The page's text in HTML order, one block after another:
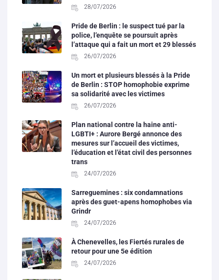
28/07/2026
Pride de Berlin : le suspect tué par la
police, l’enquête se poursuit après
l’attaque qui a fait un mort et 29 blessés
26/07/2026
Un mort et plusieurs blessés à la Pride
de Berlin : STOP homophobie exprime
sa solidarité avec les victimes
26/07/2026
Plan national contre la haine anti-
LGBTI+ : Aurore Bergé annonce des
mesures sur l’accueil des victimes,
l’éducation et l’état civil des personnes
trans
24/07/2026
Sarreguemines : six condamnations
après des guet-apens homophobes via
Grindr
24/07/2026
À Chenevelles, les Fiertés rurales de
retour pour une 5e édition
24/07/2026